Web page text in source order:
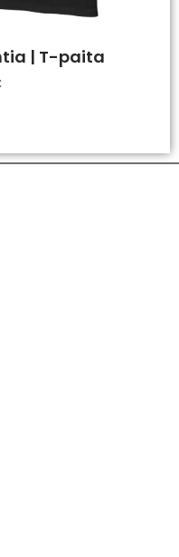
| T-paita